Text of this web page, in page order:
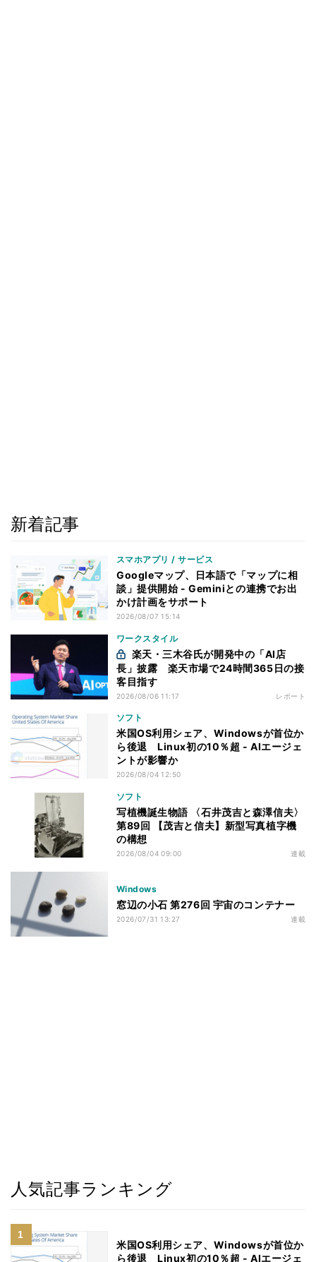
新着記事
スマホアプリ / サービス
Googleマップ、日本語で「マップに相
談」提供開始 - Geminiとの連携でお出
かけ計画をサポート
2026/08/07 15:14
ワークスタイル
長」披露 楽天市場で24時間365日の接
客目指す
2026/08/06 11:17 レポート
ソフト
米国OS利用シェア、Windowsが首位か
ら後退 Linux初の10％超 - AIエージェ
ントが影響か
2026/08/04 12:50
ソフト
写植機誕生物語 〈石井茂吉と森澤信夫〉
第89回 【茂吉と信夫】新型写真植字機
の構想
2026/08/04 09:00 連載
Windows
窓辺の小石 第276回 宇宙のコンテナー
2026/07/31 13:27 連載
人気記事ランキング
米国OS利用シェア、Windowsが首位か
ら後退 Linux初の10％超 - AIエージェ